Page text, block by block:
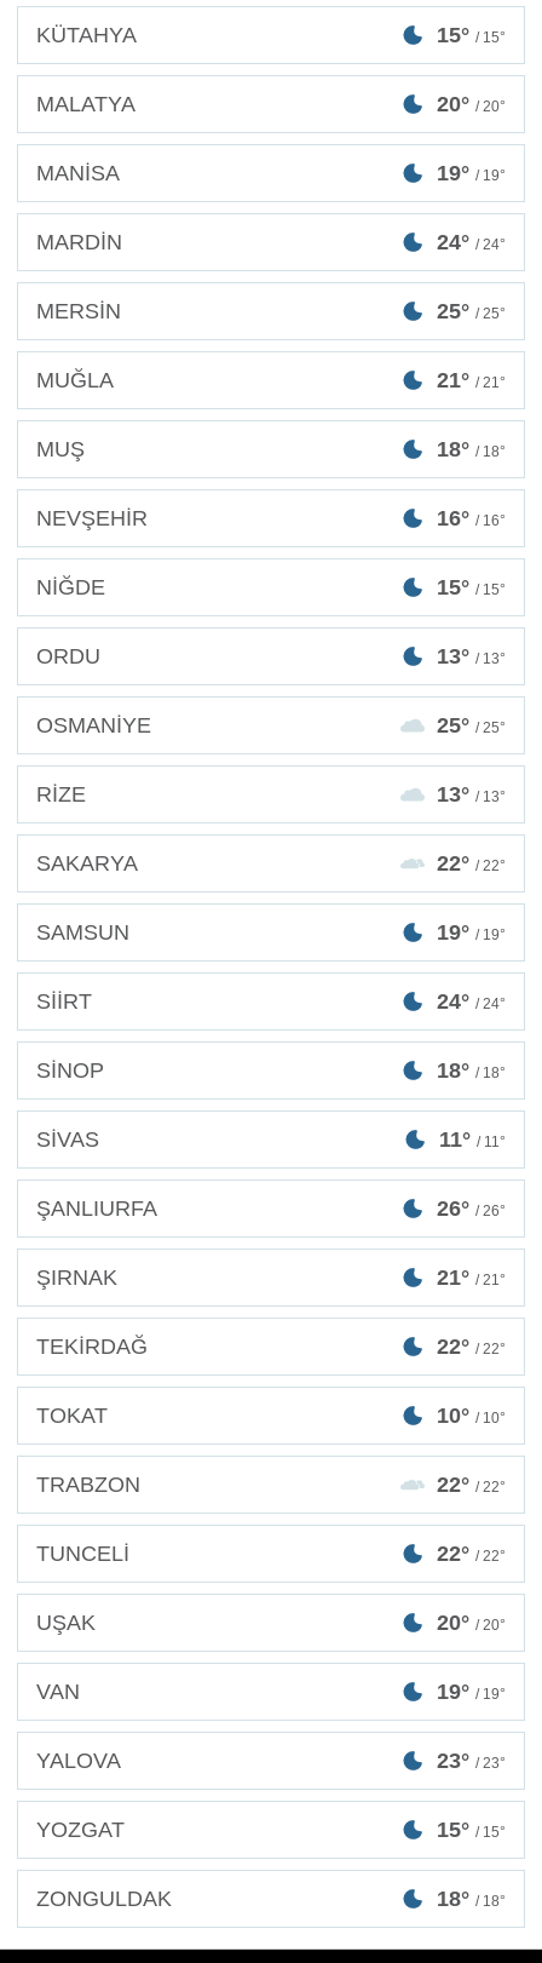
KÜTAHYA 15° / 15°
MALATYA 20° / 20°
MANİSA 19° / 19°
MARDİN 24° / 24°
MERSİN 25° / 25°
MUĞLA 21° / 21°
MUŞ 18° / 18°
NEVŞEHİR 16° / 16°
NİĞDE 15° / 15°
ORDU 13° / 13°
OSMANİYE 25° / 25°
RİZE 13° / 13°
SAKARYA 22° / 22°
SAMSUN 19° / 19°
SİİRT 24° / 24°
SİNOP 18° / 18°
SİVAS 11° / 11°
ŞANLIURFA 26° / 26°
ŞIRNAK 21° / 21°
TEKİRDAĞ 22° / 22°
TOKAT 10° / 10°
TRABZON 22° / 22°
TUNCELİ 22° / 22°
UŞAK 20° / 20°
VAN 19° / 19°
YALOVA 23° / 23°
YOZGAT 15° / 15°
ZONGULDAK 18° / 18°